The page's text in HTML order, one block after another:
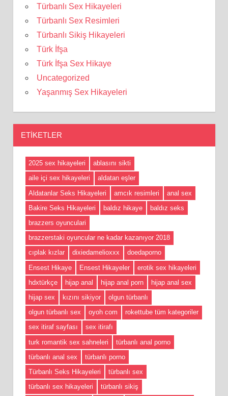
Türbanlı Sex Hikayeleri
Türbanlı Sex Resimleri
Türbanlı Sikiş Hikayeleri
Türk İfşa
Türk İfşa Sex Hikaye
Uncategorized
Yaşanmış Sex Hikayeleri
ETIKETLER
2025 sex hikayeleri
ablasını sikti
aile içi sex hikayeleri
aldatan eşler
Aldatanlar Seks Hikayeleri
amcık resimleri
anal sex
Bakire Seks Hikayeleri
baldız hikaye
baldız seks
brazzers oyunculari
brazzerstaki oyuncular ne kadar kazanıyor 2018
cıplak kızlar
dixiedamelioxxx
doedaporno
Ensest Hikaye
Ensest Hikayeler
erotik sex hikayeleri
hdxtürkçe
hijap anal hijap anal porn
hijap anal sex
hijap sex
kızını sikiyor
olgun türbanlı
olgun türbanlı sex
oyoh com
rokettube tüm kategoriler
sex itiraf sayfası
sex itirafı
turk romantik sex sahneleri
türbanlı anal porno
türbanlı anal sex
türbanlı porno
Türbanlı Seks Hikayeleri
türbanlı sex
türbanlı sex hikayeleri
türbanlı sikiş